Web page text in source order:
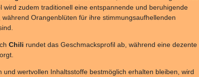
wird zudem traditionell eine entspannende und beruhigende
Orangenblüten für ihre stimmungsaufhellenden
Chili rundet das Geschmacksprofil ab, während eine dezente
und wertvollen Inhaltsstoffe bestmöglich erhalten bleiben, wird